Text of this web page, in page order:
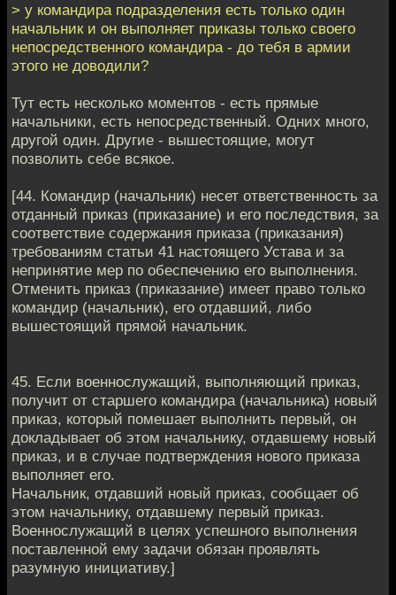
> у командира подразделения есть только один
начальник и он выполняет приказы только своего
непосредственного командира - до тебя в армии
этого не доводили?
Тут есть несколько моментов - есть прямые
начальники, есть непосредственный. Одних много,
другой один. Другие - вышестоящие, могут
позволить себе всякое.
[44. Командир (начальник) несет ответственность за
отданный приказ (приказание) и его последствия, за
соответствие содержания приказа (приказания)
требованиям статьи 41 настоящего Устава и за
непринятие мер по обеспечению его выполнения.
Отменить приказ (приказание) имеет право только
командир (начальник), его отдавший, либо
вышестоящий прямой начальник.
45. Если военнослужащий, выполняющий приказ,
получит от старшего командира (начальника) новый
приказ, который помешает выполнить первый, он
докладывает об этом начальнику, отдавшему новый
приказ, и в случае подтверждения нового приказа
выполняет его.
Начальник, отдавший новый приказ, сообщает об
этом начальнику, отдавшему первый приказ.
Военнослужащий в целях успешного выполнения
поставленной ему задачи обязан проявлять
разумную инициативу.]